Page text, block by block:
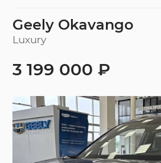
Geely Okavango
Luxury
3 199 000 ₽